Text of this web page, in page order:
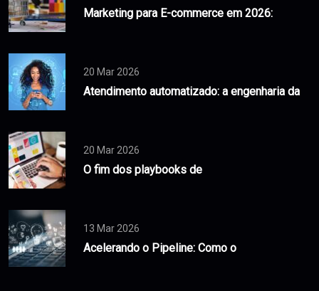
Marketing para E-commerce em 2026:
20 Mar 2026
Atendimento automatizado: a engenharia da
20 Mar 2026
O fim dos playbooks de
13 Mar 2026
Acelerando o Pipeline: Como o